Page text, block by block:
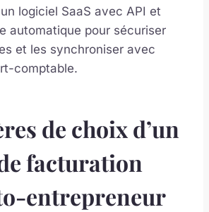
logiciel SaaS avec API et
automatique pour sécuriser
et les synchroniser avec
comptable.
de choix d’un
facturation
entrepreneur